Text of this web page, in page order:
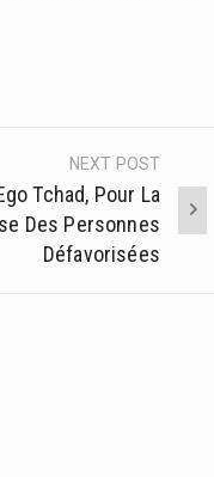
NEXT POST
Tchad, Pour La
Des Personnes
Défavorisées